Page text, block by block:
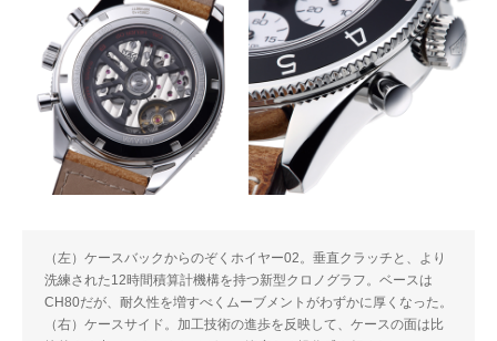
（左）ケースバックからのぞくホイヤー02。垂直クラッチと、より
洗練された12時間積算計機構を持つ新型クロノグラフ。ベースは
CH80だが、耐久性を増すべくムーブメントがわずかに厚くなった。
（右）ケースサイド。加工技術の進歩を反映して、ケースの面は比